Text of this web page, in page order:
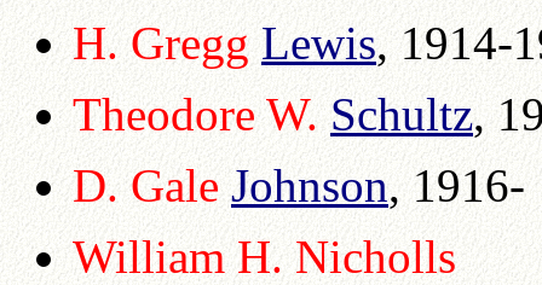
H. GreggLewis, 1914-
Theodore W.Schultz,
D. GaleJohnson, 1916-
William H. Nicholls